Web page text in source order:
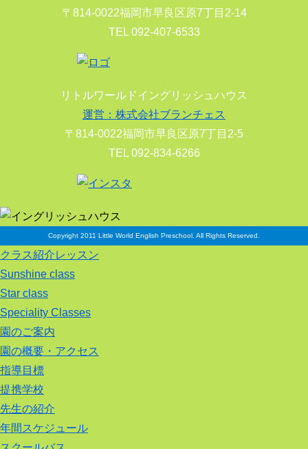
〒814-0022福岡市早良区原7丁目2-14
TEL 092-407-6533
リトルワールドイングリッシュハウス
運営：株式会社ブランチェス
〒814-0022福岡市早良区原7丁目2-5
TEL 092-834-6266
Copyright 2011 Little World English Preschool. All Rights Reserved.
クラス紹介レッスン
Sunshine class
Star class
Speciality Classes
園のご案内
園の概要・アクセス
指導目標
提携学校
先生の紹介
年間スケジュール